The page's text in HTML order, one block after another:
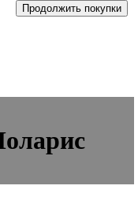
Продолжить покупки